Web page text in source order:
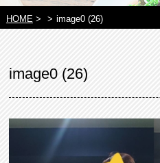
HOME> > image0 (26)
image0 (26)